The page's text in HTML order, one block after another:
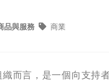
品與服務 商業
而言，是一個向支持